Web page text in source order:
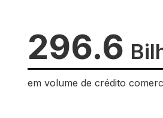
296.6
em volume de crédito